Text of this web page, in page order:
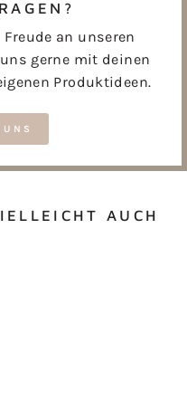
an unseren
gerne mit deinen
Produktideen.
AUCH